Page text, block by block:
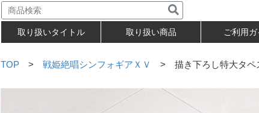
取り扱いタイトル 取り扱い商品 ご利用ガ
TOP > 戦姫絶唱シンフォギアＸＶ > 描き下ろし特大タペ